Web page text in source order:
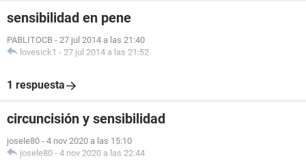
sensibilidad en pene
PABLITOCB - 27 jul 2014 a las 21:40
lovesick1 - 27 jul 2014 a las 21:52
1 respuesta
circuncisión y sensibilidad
josele80 - 4 nov 2020 a las 15:10
josele80 - 4 nov 2020 a las 22:44